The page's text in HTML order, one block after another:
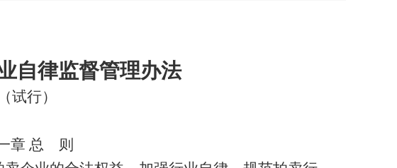
自律监督管理办法
（试行）
章 总 则